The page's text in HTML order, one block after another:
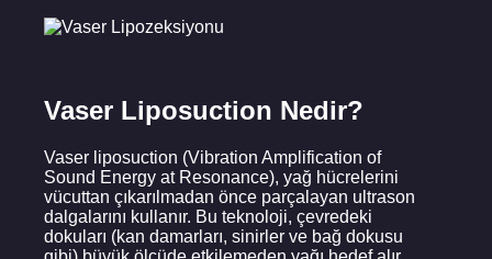
Vaser Liposuction Nedir?
Vaser liposuction (Vibration Amplification of
Sound Energy at Resonance), yağ hücrelerini
vücuttan çıkarılmadan önce parçalayan ultrason
dalgalarını kullanır. Bu teknoloji, çevredeki
dokuları (kan damarları, sinirler ve bağ dokusu